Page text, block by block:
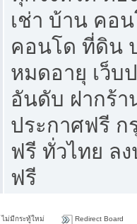
เช่า บ้าน คอ
คอนโด ที่ดิน
หมดอายุ เว็บ
อันดับ ฝากร้า
ประกาศฟรี ก
ฟรี ทั่วไทย ล
ฟรี
ไม่มีกระทู้ใหม่ Redirect Board